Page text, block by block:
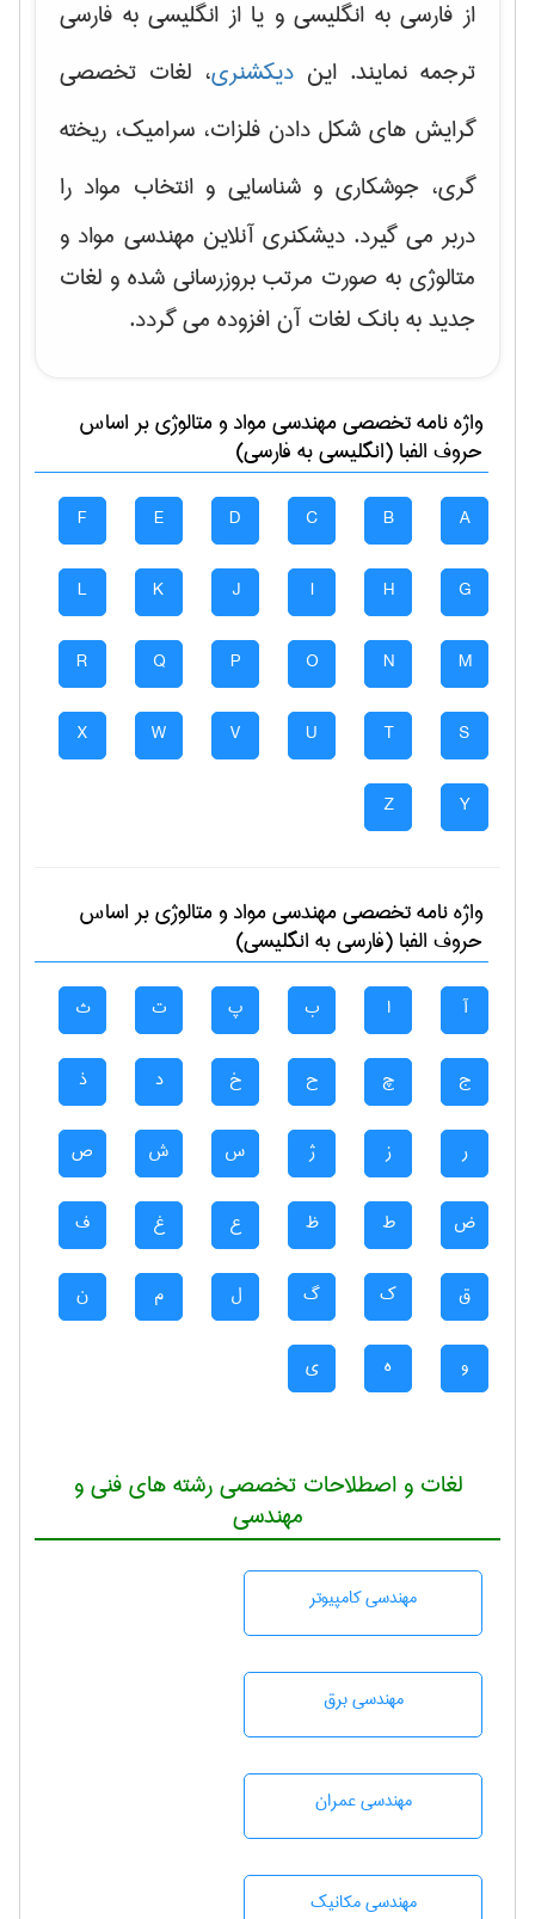
از فارسی به انگلیسی و یا از انگلیسی به فارسی
ترجمه نمایند. این دیکشنری، لغات تخصصی
گرایش های شکل دادن فلزات، سرامیک، ریخته
گری، جوشکاری و شناسایی و انتخاب مواد را
دربر می گیرد. دیشکنری آنلاین مهندسی مواد و
متالوژی به صورت مرتب بروزرسانی شده و لغات
جدید به بانک لغات آن افزوده می گردد.
واژه نامه تخصصیمهندسی مواد و متالوژیبر اساس
حروف الفبا (انگلیسی به فارسی)
A
B
C
D
E
F
G
H
I
J
K
L
M
N
O
P
Q
R
S
T
U
V
W
X
Y
Z
واژه نامه تخصصیمهندسی مواد و متالوژیبر اساس
حروف الفبا (فارسی به انگلیسی)
آ ا ب پ ت ث
ج چ ح خ د ذ
ر ز ژ س ش ص
ض ط ظ ع غ ف
ق ک گ ل م ن
و ه ی
لغات و اصطلاحات تخصصی رشته های فنی و
مهندسی
مهندسی كامپيوتر
مهندسی برق
مهندسی عمران
مهندسی مکانیک